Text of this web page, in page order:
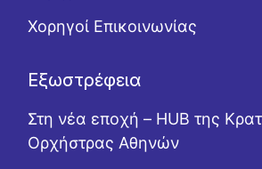
Χορηγοί Επικοινωνίας
Εξωστρέφεια
Στη νέα εποχή – HUB της
Ορχήστρας Αθηνών